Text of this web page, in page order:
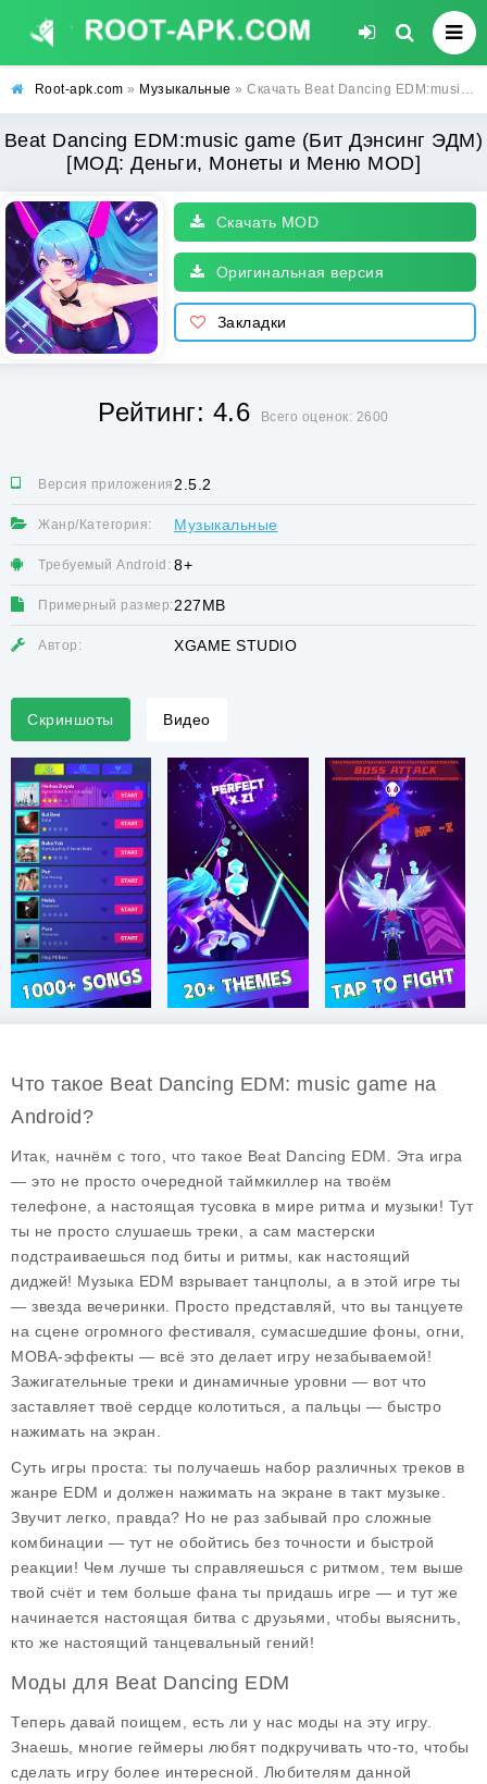
Root-apk.com » Музыкальные » Скачать Beat Dancing EDM:music game (Бит Дэнсинг ЭДМ) [МОД: Деньги, Монеты и Меню MOD] | Взлом Beat Dancing EDM:music game на Андроид
Beat Dancing EDM:music game (Бит Дэнсинг ЭДМ)
[МОД: Деньги, Монеты и Меню MOD]
Скачать MOD
Оригинальная версия
Закладки
Рейтинг: 4.6 Всего оценок: 2600
Версия приложения:2.5.2
Жанр/Категория: Музыкальные
Требуемый Android: 8+
Примерный размер: 227MB
Автор: XGAME STUDIO
Скриншоты Видео
Что такое Beat Dancing EDM: music game на
Android?
Итак, начнём с того, что такое Beat Dancing EDM . Эта игра
— это не просто очередной таймкиллер на твоём
телефоне, а настоящая тусовка в мире ритма и музыки! Тут
ты не просто слушаешь треки, а сам мастерски
подстраиваешься под биты и ритмы, как настоящий
диджей! Музыка EDM взрывает танцполы, а в этой игре ты
— звезда вечеринки. Просто представляй, что вы танцуете
на сцене огромного фестиваля, сумасшедшие фоны, огни,
MOBA-эффекты — всё это делает игру незабываемой!
Зажигательные треки и динамичные уровни — вот что
заставляет твоё сердце колотиться, а пальцы — быстро
нажимать на экран.
Суть игры проста: ты получаешь набор различных треков в
жанре EDM и должен нажимать на экране в такт музыке.
Звучит легко, правда? Но не раз забывай про сложные
комбинации — тут не обойтись без точности и быстрой
реакции! Чем лучше ты справляешься с ритмом, тем выше
твой счёт и тем больше фана ты придашь игре — и тут же
начинается настоящая битва с друзьями, чтобы выяснить,
кто же настоящий танцевальный гений!
Моды для Beat Dancing EDM
Теперь давай поищем, есть ли у нас моды на эту игру.
Знаешь, многие геймеры любят подкручивать что-то, чтобы
сделать игру более интересной. Любителям данной